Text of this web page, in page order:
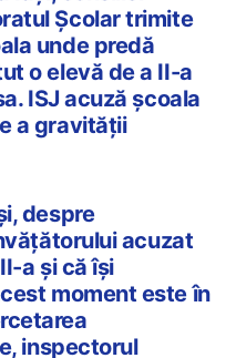
Școlar trimite
unde predă
o elevă de a II-a
ISJ acuză școala
a gravității
despre
acuzat
a și că își
moment este în
inspectorul